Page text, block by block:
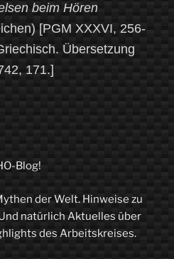
beim Hören
[PGM XXXVI, 256-
Übersetzung
171.]
Blog!
der Welt. Hinweise zu
natürlich Aktuelles über
des Arbeitskreises.